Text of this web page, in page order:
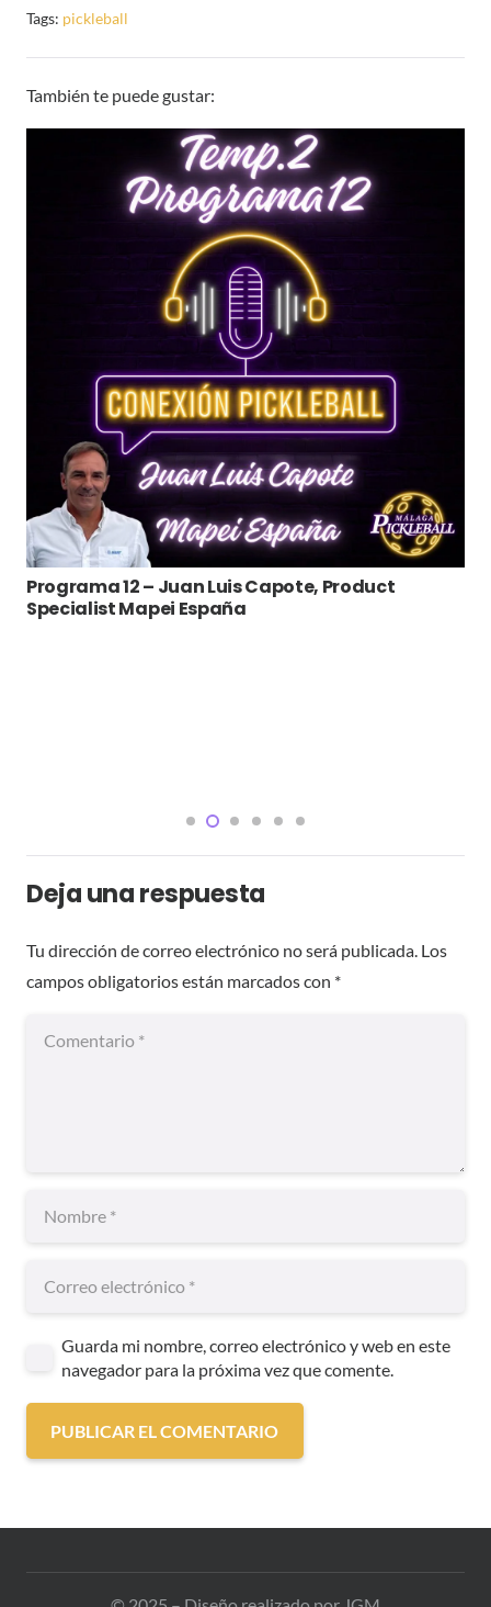
Tags: pickleball
También te puede gustar:
Programa 12 – Juan Luis Capote, Product
Specialist Mapei España
Deja una respuesta
Tu dirección de correo electrónico no será publicada. Los
campos obligatorios están marcados con *
Guarda mi nombre, correo electrónico y web en este
navegador para la próxima vez que comente.
PUBLICAR EL COMENTARIO